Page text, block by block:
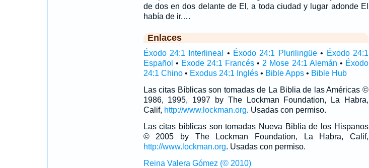
de dos en dos delante de El, a toda ciudad y lugar adonde El
había de ir.…
Enlaces
Éxodo 24:1 Interlineal • Éxodo 24:1 Plurilingüe• Éxodo 24:1
Español • Exode 24:1 Francés • 2 Mose 24:1 Alemán • Éxodo
24:1 Chino• Exodus 24:1 Inglés• Bible Apps• Bible Hub
Las citas Bíblicas son tomadas de La Biblia de las Américas ©
1986, 1995, 1997 by The Lockman Foundation, La Habra,
Calif, http://www.lockman.org. Usadas con permiso.
Las citas bíblicas son tomadas Nueva Biblia de los Hispanos
© 2005 by The Lockman Foundation, La Habra, Calif,
http://www.lockman.org. Usadas con permiso.
Reina Valera Gómez (© 2010)